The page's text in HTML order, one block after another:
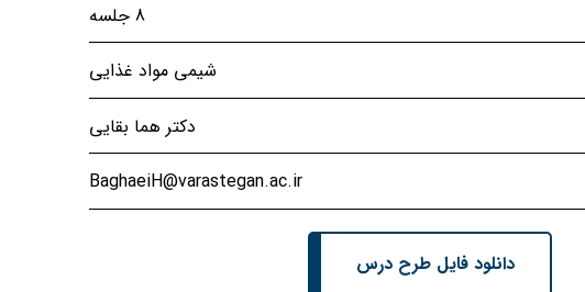
8 جلسه
شیمی مواد غذایی
دکتر هما بقایی
BaghaeiH@varastegan.ac.ir
دانلود فایل طرح درس